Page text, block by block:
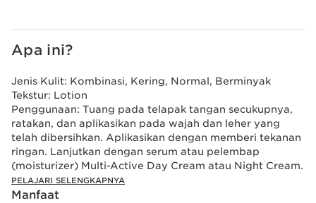
Apa ini?
Jenis Kulit: Kombinasi, Kering, Normal, Berminyak
Tekstur: Lotion
Penggunaan: Tuang pada telapak tangan secukupnya,
ratakan, dan aplikasikan pada wajah dan leher yang
telah dibersihkan. Aplikasikan dengan memberi tekanan
ringan. Lanjutkan dengan serum atau pelembap
(moisturizer) Multi-Active Day Cream atau Night Cream.
PELAJARI SELENGKAPNYA
Manfaat